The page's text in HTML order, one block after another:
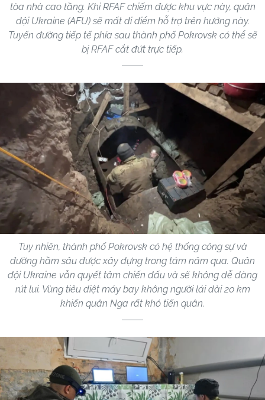
tòa nhà cao tầng. Khi RFAF chiếm được khu vực này, quân
đội Ukraine (AFU) sẽ mất đi điểm hỗ trợ trên hướng này.
Tuyến đường tiếp tế phía sau thành phố Pokrovsk có thể sẽ
bị RFAF cắt đứt trực tiếp.
Tuy nhiên, thành phố Pokrovsk có hệ thống công sự và
đường hầm sâu được xây dựng trong tám năm qua. Quân
đội Ukraine vẫn quyết tâm chiến đấu và sẽ không dễ dàng
rút lui. Vùng tiêu diệt máy bay không người lái dài 20 km
khiến quân Nga rất khó tiến quân.